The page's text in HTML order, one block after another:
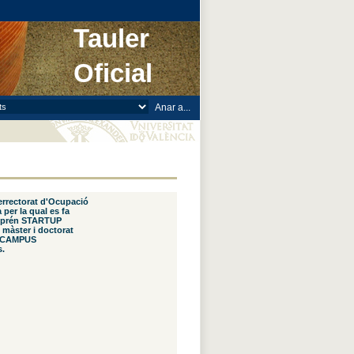
Tauler
Oficial
d'Ocupació
per la qual es fa
STARTUP
i doctorat